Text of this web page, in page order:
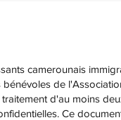
camerounais
de
d'au moins
Ce